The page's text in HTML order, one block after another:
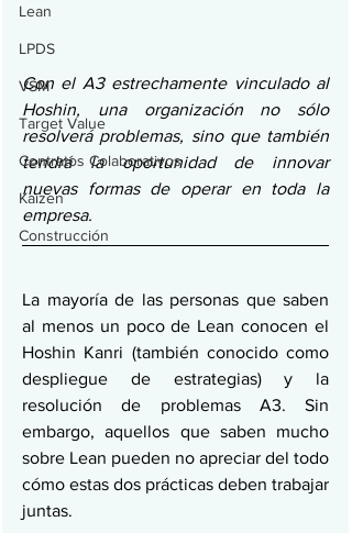
Lean
LPDS
VSM
Target Value
Contratos Colaborativos
Kaizen
Construcción
Con el A3 estrechamente vinculado al
Hoshin, una organización no sólo
resolverá problemas, sino que también
tendrá la oportunidad de innovar
nuevas formas de operar en toda la
empresa.
La mayoría de las personas que saben
al menos un poco de Lean conocen el
Hoshin Kanri (también conocido como
despliegue de estrategias) y la
resolución de problemas A3. Sin
embargo, aquellos que saben mucho
sobre Lean pueden no apreciar del todo
cómo estas dos prácticas deben trabajar
juntas.